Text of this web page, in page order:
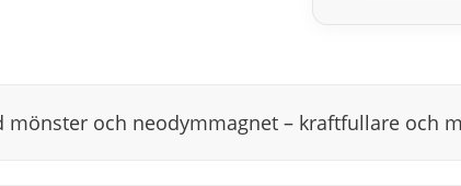
och neodymmagnet – kraftfullare och